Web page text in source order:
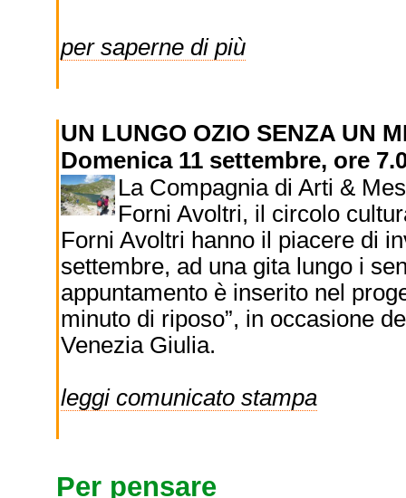
per saperne di più
UN LUNGO OZIO SENZA UN
Domenica 11 settembre, ore
La Compagnia di Arti &
Forni Avoltri, il circolo
Forni Avoltri hanno il piacere di
settembre, ad una gita lungo i
appuntamento è inserito nel
minuto di riposo”, in occasione
Venezia Giulia.
leggi comunicato stampa
Per pensare